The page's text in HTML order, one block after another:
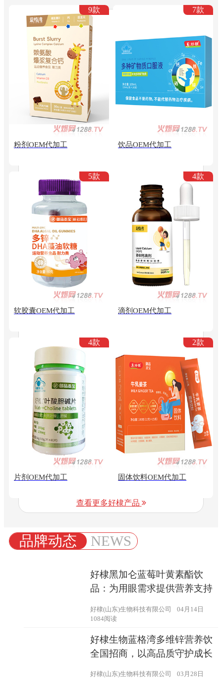
粉剂OEM代加工
9款
饮品OEM代加工
7款
软胶囊OEM代加工
5款
滴剂OEM代加工
4款
片剂OEM代加工
4款
固体饮料OEM代加工
2款
查看更多好棣产品
品牌动态 NEWS
好棣黑加仑蓝莓叶黄素酯饮
品：为用眼需求提供营养支持
好棣(山东)生物科技有限公司
04月14日
1084阅读
好棣生物蓝格湾多维锌营养饮
全国招商，以高品质守护成长
好棣(山东)生物科技有限公司
03月28日